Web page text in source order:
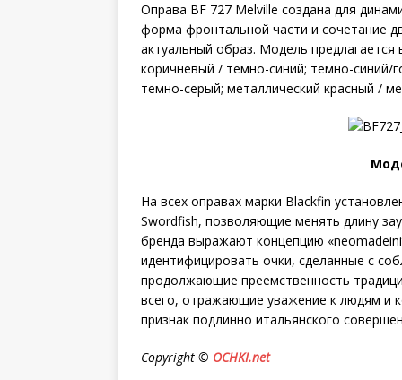
Оправа BF 727 Melville создана для
форма фронтальной части и сочетание
актуальный образ. Модель
коричневый / темно-синий; темно-
темно-серый; металлический красный /
На всех оправах марки Blackfin
Swordfish, позволяющие менять длину
бренда выражают концепцию
идентифицировать очки, сделанные с
продолжающие преемственность
всего, отражающие уважение к людям и
признак подлинно итальянского
Copyright © OCHKI.net